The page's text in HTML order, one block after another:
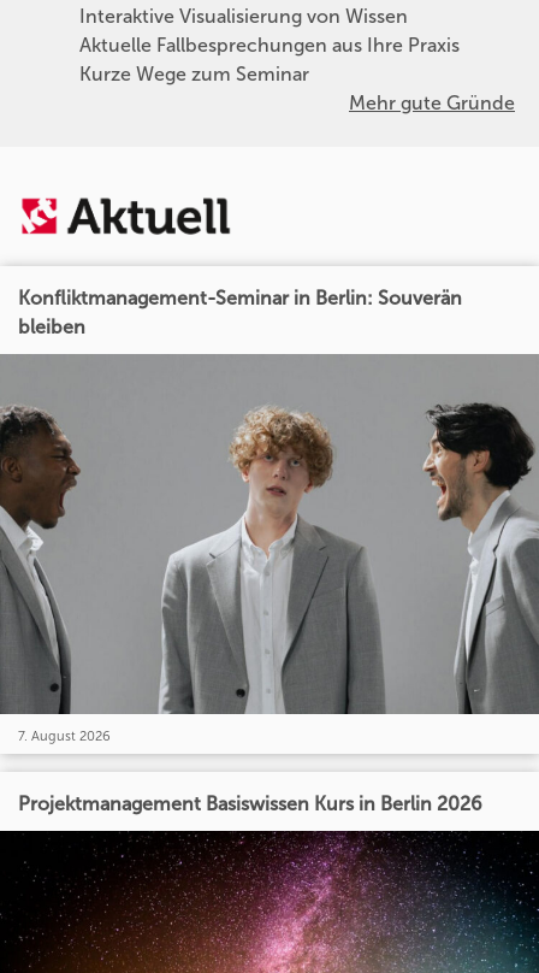
Interaktive Visualisierung von Wissen
Aktuelle Fallbesprechungen aus Ihre Praxis
Kurze Wege zum Seminar
Mehr gute Gründe
Konfliktmanagement-Seminar in Berlin: Souverän
bleiben
7. August 2026
Projektmanagement Basiswissen Kurs in Berlin 2026